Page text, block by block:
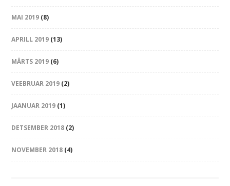
MAI 2019 (8)
APRILL 2019 (13)
MÄRTS 2019 (6)
VEEBRUAR 2019 (2)
JAANUAR 2019 (1)
DETSEMBER 2018 (2)
NOVEMBER 2018 (4)